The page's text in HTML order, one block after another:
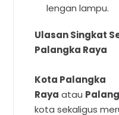
lengan lampu.
Ulasan Singkat
Palangka Raya
Kota Palangka
Raya atau
kota sekaligus